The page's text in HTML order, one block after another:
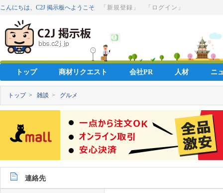
こんにちは、C2J 掲示板へようこそ 「新規登録」 「ログイン」
トップ 商材リクエスト 会社PR 人材 ニ
トップ > 雑談 > グルメ
連絡先